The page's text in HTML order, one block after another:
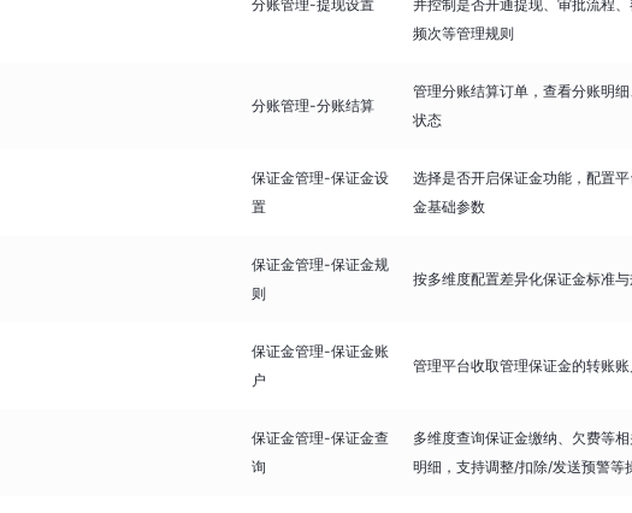
分账管理-提现设置
并控制是否开通提现、审批流程
频次等管理规则
分账管理-分账结算
管理分账结算订单，查看分账明
状态
保证金管理-保证金设
置
选择是否开启保证金功能，配置
金基础参数
保证金管理-保证金规
则
按多维度配置差异化保证金标准与
保证金管理-保证金账
户
管理平台收取管理保证金的转账账
保证金管理-保证金查
询
多维度查询保证金缴纳、欠费等
明细，支持调整/扣除/发送预警等